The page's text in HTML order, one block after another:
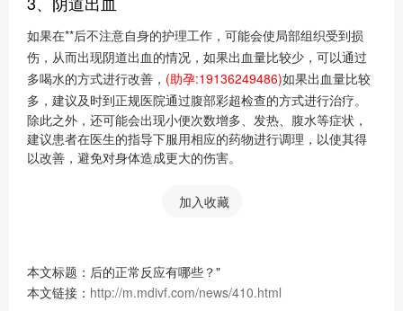
如果在**后不注意自身的护理工作，可能会使局部组织受到损
伤，从而出现阴道出血的情况，如果出血量比较少，可以通过
多喝水的方式进行改善， (助孕:19136249486)如果出血量比较
多，建议及时到正规医院通过腹部彩超检查的方式进行治疗。
除此之外，还可能会出现小便次数增多、发热、腹水等症状，
建议患者在医生的指导下服用相应的药物进行调理，以使其得
以改善，避免对身体造成更大的伤害。
加入收藏
本文标题：后的正常反应有哪些？"
本文链接： http://m.mdivf.com/news/410.html